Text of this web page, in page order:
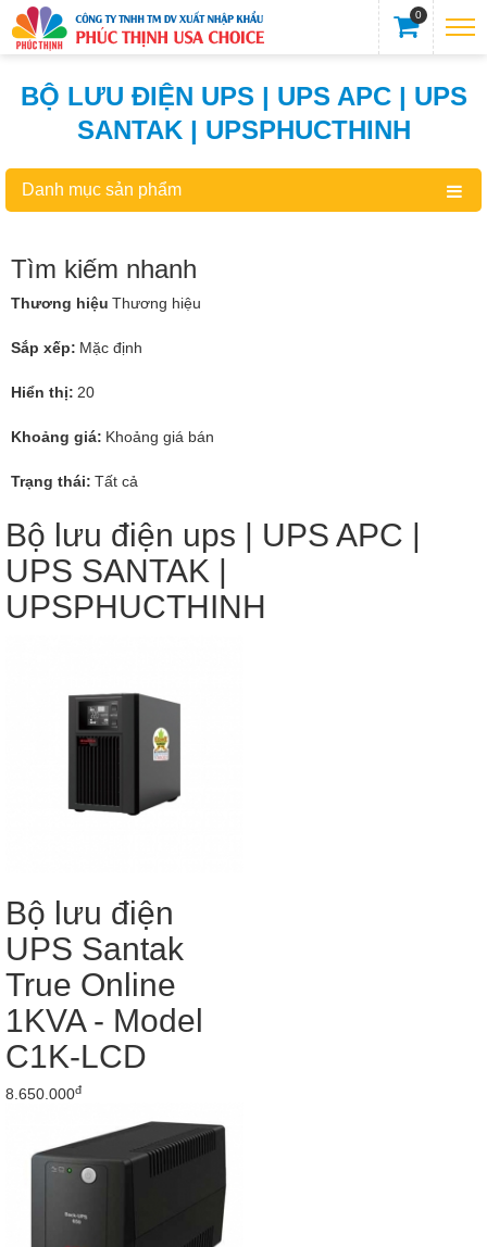
0
BỘ LƯU ĐIỆN UPS | UPS APC | UPS
SANTAK | UPSPHUCTHINH
Danh mục sản phẩm
Tìm kiếm nhanh
Thương hiệu Thương hiệu
Sắp xếp: Mặc định
Hiển thị: 20
Khoảng giá: Khoảng giá bán
Trạng thái: Tất cả
Bộ lưu điện ups | UPS APC |
UPS SANTAK |
UPSPHUCTHINH
Bộ lưu điện
UPS Santak
True Online
1KVA - Model
C1K-LCD
8.650.000đ